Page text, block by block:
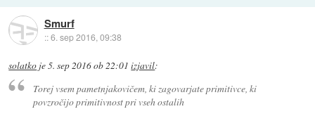
Smurf
::6. sep 2016, 09:38
solatko je5. sep 2016 ob 22:01 izjavil:
Torej vsem pametnjakovičem, ki zagovarjate primitivce, ki
povzročijo primitivnost pri vseh ostalih